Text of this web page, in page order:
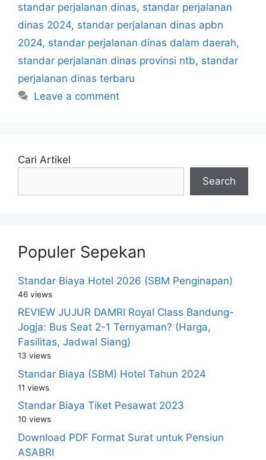
standar perjalanan dinas, standar perjalanan
dinas 2024, standar perjalanan dinas apbn
2024, standar perjalanan dinas dalam daerah,
standar perjalanan dinas provinsi ntb, standar
perjalanan dinas terbaru
Leave a comment
Cari Artikel
Search
Populer Sepekan
Standar Biaya Hotel 2026 (SBM Penginapan)
46 views
REVIEW JUJUR DAMRI Royal Class Bandung-
Jogja: Bus Seat 2-1 Ternyaman? (Harga,
Fasilitas, Jadwal Siang)
13 views
Standar Biaya (SBM) Hotel Tahun 2024
11 views
Standar Biaya Tiket Pesawat 2023
10 views
Download PDF Format Surat untuk Pensiun
ASABRI